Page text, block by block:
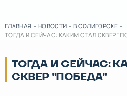
ГЛАВНАЯ - НОВОСТИ - В СОЛИГОРСКЕ -
ТОГДА И СЕЙЧАС: КАКИМ СТАЛ СКВЕР
ТОГДА И СЕЙЧАС:
СКВЕР "ПОБЕДА"